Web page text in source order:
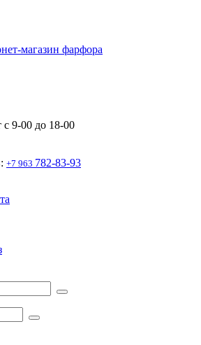
c 9-00 до 18-00
+7 963 782-83-93